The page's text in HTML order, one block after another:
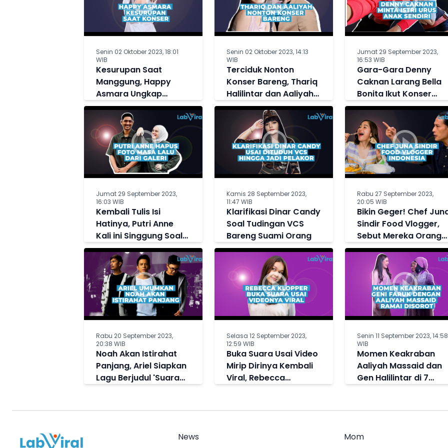
Senin 02 Oktober 2023, 18:01
WIB
Kesurupan Saat
Manggung, Happy
Asmara Ungkap
Kedekatannya dengan
Makhluk Halus
Senin 02 Oktober 2023, 14:13
WIB
Terciduk Nonton
Konser Bareng, Thariq
Halilintar dan Aaliyah
Massaid Diisukan
Makin Dekat
Jumat 29 September 2023,
16:53 WIB
Gara-Gara Denny
Caknan Larang Bella
Bonita Ikut Konser
Lagi, Kini Sang Istri
Posting Status Galau
Jumat 29 September 2023,
16:03 WIB
Kembali Tulis Isi
Hatinya, Putri Anne
Kali ini Singgung Soal
Hapus Foto Masa Lalu
dari Galeri
Kamis 28 September 2023,
11:47 WIB
Klarifikasi Dinar Candy
Soal Tudingan VCS
Bareng Suami Orang
Rabu 27 September 2023,
20:05 WIB
Bikin Geger! Chef
Sindir Food Vlogger,
Sebut Mereka Orang-
Orang Sotoy
Rabu 20 September 2023,
20:38 WIB
Noah Akan Istirahat
Panjang, Ariel Siapkan
Lagu Berjudul 'Suara
Selasa 12 September 2023,
12:59 WIB
Buka Suara Usai Video
Mirip Dirinya Kembali
Viral, Rebecca
Senin 11 September 2023, 14:58
WIB
Momen Keakraban
Aaliyah Massaid dan
Gen Halilintar di 7
Bandingkan Sikapnya
News
Mom